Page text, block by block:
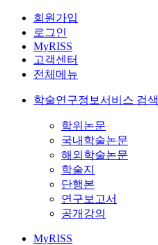
회원가입
로그인
MyRISS
고객센터
전체메뉴
학술연구정보서비스 검색
학위논문
국내학술논문
해외학술논문
학술지
단행본
연구보고서
공개강의
MyRISS